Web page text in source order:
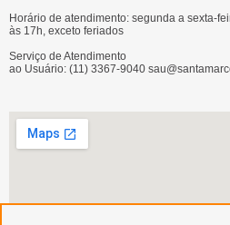
Horário de atendimento: segunda a sexta-
às 17h, exceto feriados
Serviço de Atendimento
ao Usuário: (11) 3367-9040